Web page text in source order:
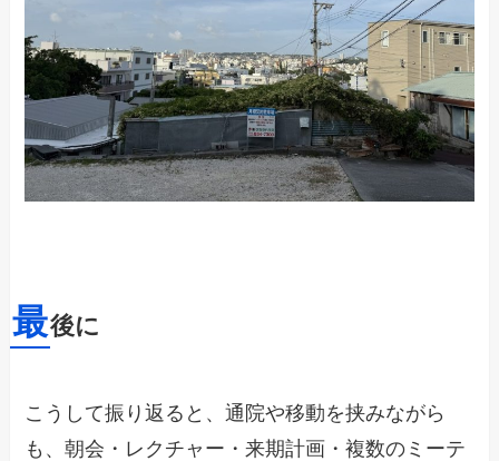
最後に
こうして振り返ると、通院や移動を挟みながら
も、朝会・レクチャー・来期計画・複数のミーテ